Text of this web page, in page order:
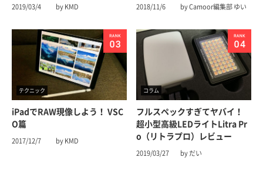
2019/03/4 by KMD 2018/11/6 by Camoor編集部 ゆい
テクニック
iPadでRAW現像しよう！ VSC
O篇
2017/12/7 by KMD
コラム
フルスペックすぎてヤバイ！
超小型高級LEDライトLitra Pr
o（リトラプロ）レビュー
2019/03/27 by だい